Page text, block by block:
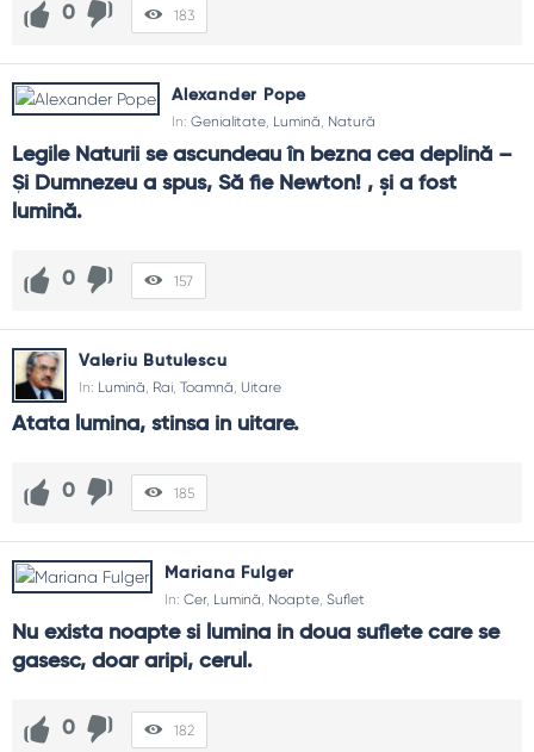
0 183
Alexander Pope
In: Genialitate Lumină Natură
Legile Naturii se ascundeau în bezna cea deplină –
Şi Dumnezeu a spus, Să fie Newton! , şi a fost
lumină.
0 157
Valeriu Butulescu
In: Lumină Rai Toamnă Uitare
Atata lumina, stinsa in uitare.
0 185
Mariana Fulger
In: Cer, Lumină Noapte Suflet
Nu exista noapte si lumina in doua suflete care se
gasesc, doar aripi, cerul.
0 182